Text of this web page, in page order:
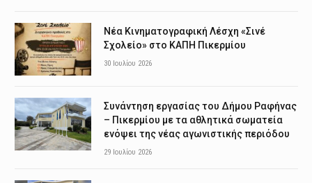
Νέα Κινηματογραφική Λέσχη «Σινέ
Σχολείο» στο ΚΑΠΗ Πικερμίου
30 Ιουλίου 2026
Συνάντηση εργασίας του Δήμου Ραφήνας
– Πικερμίου με τα αθλητικά σωματεία
ενόψει της νέας αγωνιστικής περιόδου
29 Ιουλίου 2026